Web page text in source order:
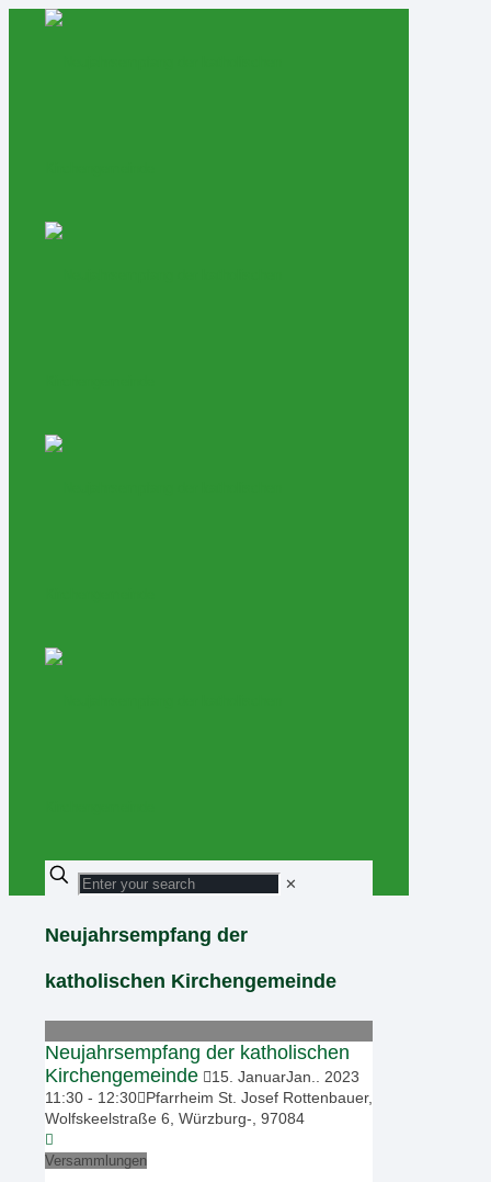
✕
Neujahrsempfang der
katholischen Kirchengemeinde
Neujahrsempfang der katholischen
Kirchengemeinde
15 JanuarJan.
2023
11:30 - 12:30 Pfarrheim St. Josef Rottenbauer,
Wolfskeelstraße 6, Würzburg-, 97084
Versammlungen